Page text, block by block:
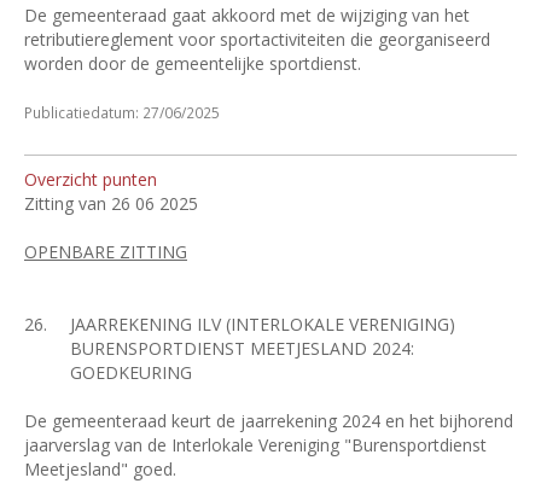
De gemeenteraad gaat akkoord met de wijziging van het
retributiereglement voor sportactiviteiten die georganiseerd
worden door de gemeentelijke sportdienst.
Publicatiedatum: 27/06/2025
Overzicht punten
Zitting van 26 06 2025
OPENBARE ZITTING
26.
JAARREKENING ILV (INTERLOKALE VERENIGING)
BURENSPORTDIENST MEETJESLAND 2024:
GOEDKEURING
De gemeenteraad keurt de jaarrekening 2024 en het bijhorend
jaarverslag van de Interlokale Vereniging "Burensportdienst
Meetjesland" goed.